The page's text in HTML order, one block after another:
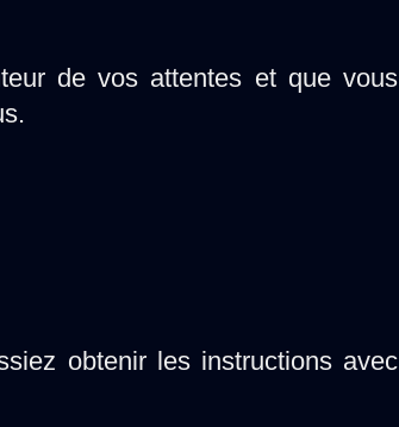
de vos attentes et que vous
obtenir les instructions avec